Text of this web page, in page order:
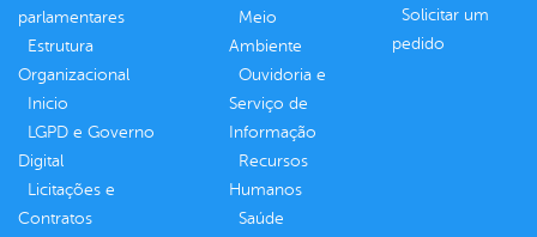
parlamentares
Estrutura
Organizacional
Inicio
LGPD e Governo
Digital
Licitações e
Contratos
Meio
Ambiente
Ouvidoria e
Serviço de
Informação
Recursos
Humanos
Saúde
Solicitar um
pedido